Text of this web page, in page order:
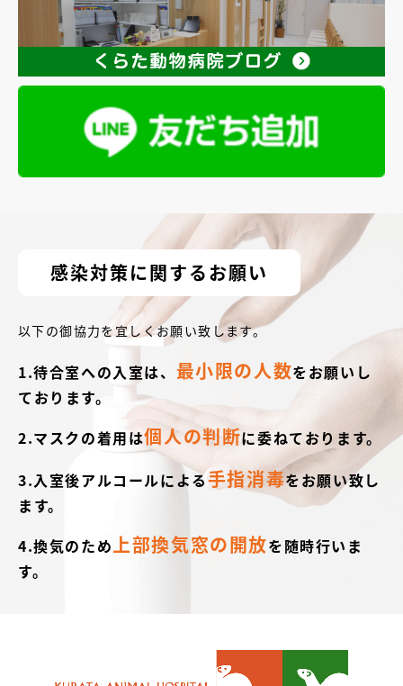
感染対策に関するお願い
以下の御協力を宜しくお願い致します。
1.待合室への入室は、 最小限の人数をお願いし
ております。
2.マスクの着用は個人の判断に委ねております。
3.入室後アルコールによる手指消毒をお願い致し
ます。
4.換気のため上部換気窓の開放を随時行いま
す。